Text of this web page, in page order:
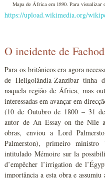
Mapa de África em 1890. Para visualizar
https://upload.wikimedia.org/
O incidente de
Para os britânicos era agora
de Heligolândia-Zanzibar tinha
naquela região de África, mas
interessadas em avançar em
(10 de Outubro de 1800 – 31
autor de An Essay on the Nile
obras, enviou a Lord
Palmerston), primeiro
intitulado Mémoire sur la
d’empêcher l’irrigation de
importância a esta obra e assumiu